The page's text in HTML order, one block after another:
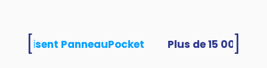
utilisent PanneauPocket